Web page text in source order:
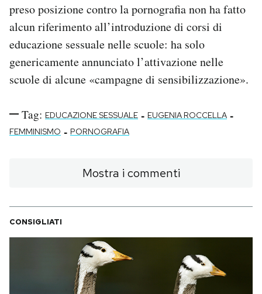
preso posizione contro la pornografia non ha fatto
alcun riferimento all’introduzione di corsi di
educazione sessuale nelle scuole: ha solo
genericamente annunciato l’attivazione nelle
scuole di alcune «campagne di sensibilizzazione».
Tag: EDUCAZIONE SESSUALE - EUGENIA ROCCELLA -
FEMMINISMO - PORNOGRAFIA
Mostra i commenti
CONSIGLIATI